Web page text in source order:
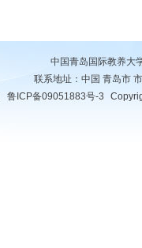
中国青岛国际教养大
联系地址：中国 青岛市
鲁ICP备09051883号-3